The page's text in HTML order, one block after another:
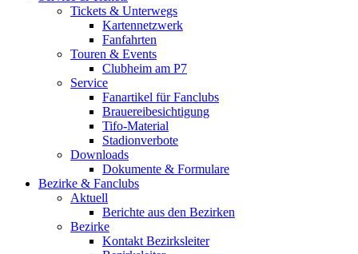
Tickets & Unterwegs
Kartennetzwerk
Fanfahrten
Touren & Events
Clubheim am P7
Service
Fanartikel für Fanclubs
Brauereibesichtigung
Tifo-Material
Stadionverbote
Downloads
Dokumente & Formulare
Bezirke & Fanclubs
Aktuell
Berichte aus den Bezirken
Bezirke
Kontakt Bezirksleiter